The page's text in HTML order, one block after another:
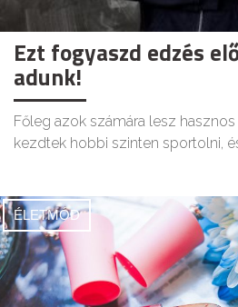
Ezt fogyaszd edzés
adunk!
Főleg azok számára lesz
kezdtek hobbi szinten sportolni,
ÉLETMÓD